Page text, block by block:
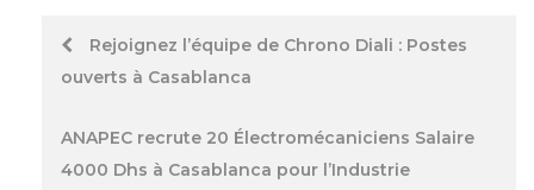
PostRejoignez l’équipe de Chrono Diali : Postes
ouverts à Casablanca
ANAPEC recrute 20 Électromécaniciens Salaire
4000 Dhs à Casablanca pour l’Industrie